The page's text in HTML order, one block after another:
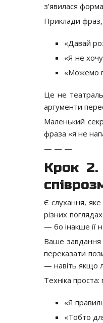
з’явилася
Приклади фраз,
«Давай
«Я не
«Можемо
Це не
аргументи
Маленький
фраза «я не
— — —
Крок 2.
Є слухання,
різних
— бо інакше її
Ваше завдання
переказати
— навіть якщо
Техніка
«Я
«Тобто